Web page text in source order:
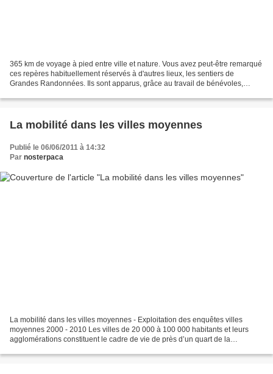
365 km de voyage à pied entre ville et nature. Vous avez peut-être remarqué
ces repères habituellement réservés à d'autres lieux, les sentiers de
Grandes Randonnées. Ils sont apparus, grâce au travail de bénévoles,
La mobilité dans les villes moyennes
Publié le 06/06/2011 à 14:32
Par nosterpaca
La mobilité dans les villes moyennes - Exploitation des enquêtes villes
moyennes 2000 - 2010 Les villes de 20 000 à 100 000 habitants et leurs
agglomérations constituent le cadre de vie de près d’un quart de la